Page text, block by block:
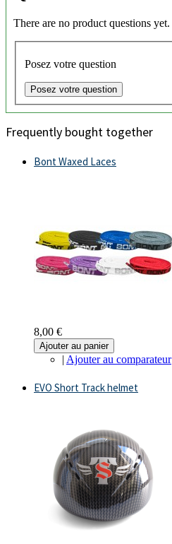
There are no product questions yet.
Posez votre question
Posez votre question
Frequently bought together
Bont Waxed Laces
8,00 €
Ajouter au panier
| Ajouter au comparateur
EVO Short Track helmet